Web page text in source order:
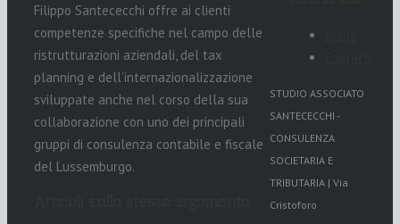
Filippo Santececchi offre ai clienti
competenze specifiche nel campo delle
ristrutturazioni aziendali, del tax
planning e dell’internazionalizzazione
sviluppate anche nel corso della sua
collaborazione con uno dei principali
gruppi di consulenza contabile e fiscale
del Lussemburgo.
STUDIO ASSOCIATO
SANTECECCHI -
CONSULENZA
SOCIETARIA E
TRIBUTARIA | Via
Cristoforo